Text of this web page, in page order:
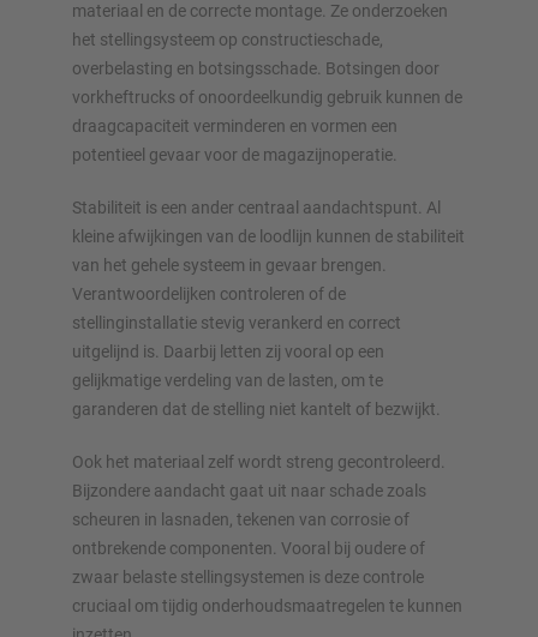
materiaal en de correcte montage. Ze onderzoeken
het stelling­systeem op constructieschade,
overbelasting en botsingsschade. Botsingen door
vorkheftrucks of onoordeelkundig gebruik kunnen de
draagcapaciteit verminderen en vormen een
potentieel gevaar voor de magazijnoperatie.
Stabiliteit is een ander centraal aandachtspunt. Al
kleine afwijkingen van de loodlijn kunnen de stabiliteit
van het gehele systeem in gevaar brengen.
Verantwoordelijken controleren of de
stellinginstallatie stevig verankerd en correct
uitgelijnd is. Daarbij letten zij vooral op een
gelijkmatige verdeling van de lasten, om te
garanderen dat de stelling niet kantelt of bezwijkt.
Ook het materiaal zelf wordt streng gecontroleerd.
Bijzondere aandacht gaat uit naar schade zoals
scheuren in lasnaden, tekenen van corrosie of
ontbrekende componenten. Vooral bij oudere of
zwaar belaste stelling­systemen is deze controle
cruciaal om tijdig onderhoudsmaatregelen te kunnen